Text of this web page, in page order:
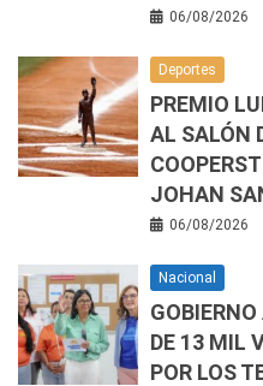
06/08/2026
Deportes
PREMIO
AL SALÓN
JOHAN
06/08/2026
Nacional
DE 13 MIL
POR LOS